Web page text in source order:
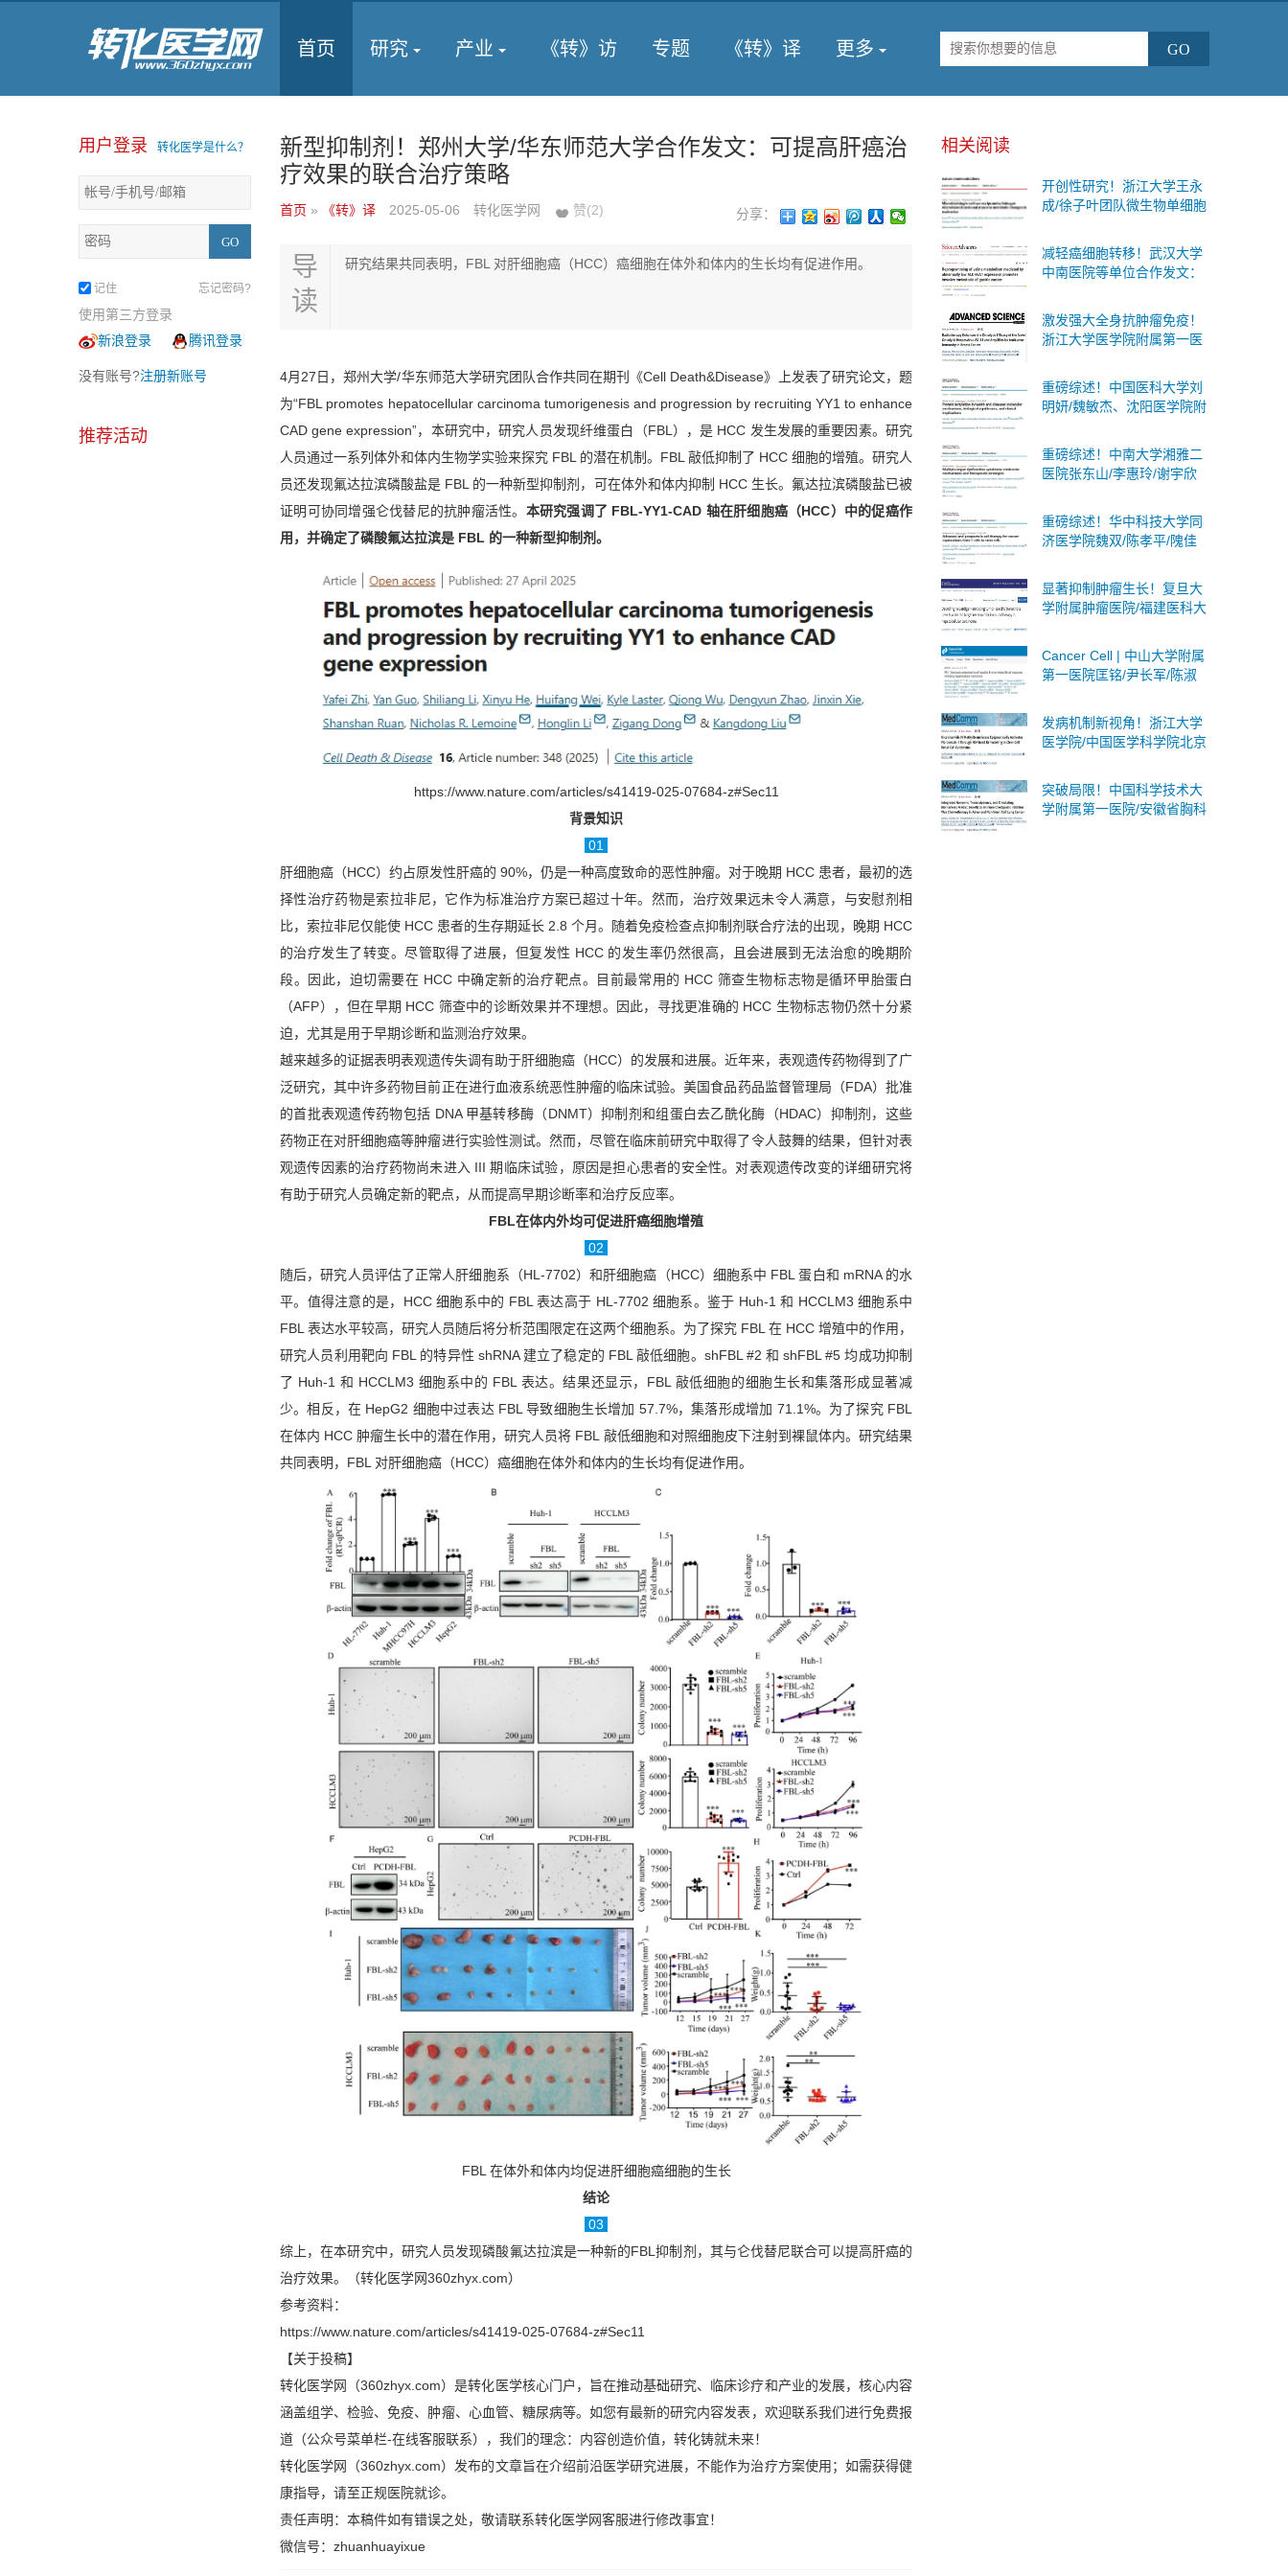
首页 研究 产业 《转》访 专题 《转》译 更多
用户登录 转化医学是什么？
记住 忘记密码?
使用第三方登录
新浪登录
腾讯登录
没有账号?注册新账号
推荐活动
新型抑制剂！郑州大学/华东师范大学合作发文：可提高肝癌治
疗效果的联合治疗策略
首页 » 《转》译 2025-05-06 转化医学网 赞(2) 分享：
导
读
研究结果共同表明，FBL 对肝细胞癌（HCC）癌细胞在体外和体内的生长均有促进作用。
4月27日，郑州大学/华东师范大学研究团队合作共同在期刊《Cell Death&Disease》上发表了研究论文，题
为“FBL promotes hepatocellular carcinoma tumorigenesis and progression by recruiting YY1 to enhance
CAD gene expression”，本研究中，研究人员发现纤维蛋白（FBL），是 HCC 发生发展的重要因素。研究
人员通过一系列体外和体内生物学实验来探究 FBL 的潜在机制。FBL 敲低抑制了 HCC 细胞的增殖。研究人
员还发现氟达拉滨磷酸盐是 FBL 的一种新型抑制剂，可在体外和体内抑制 HCC 生长。氟达拉滨磷酸盐已被
证明可协同增强仑伐替尼的抗肿瘤活性。 本研究强调了 FBL-YY1-CAD 轴在肝细胞癌（HCC）中的促癌作
用，并确定了磷酸氟达拉滨是 FBL 的一种新型抑制剂。
https://www.nature.com/articles/s41419-025-07684-z#Sec11
背景知识
01
肝细胞癌（HCC）约占原发性肝癌的 90%，仍是一种高度致命的恶性肿瘤。对于晚期 HCC 患者，最初的选
择性治疗药物是索拉非尼，它作为标准治疗方案已超过十年。然而，治疗效果远未令人满意，与安慰剂相
比，索拉非尼仅能使 HCC 患者的生存期延长 2.8 个月。随着免疫检查点抑制剂联合疗法的出现，晚期 HCC
的治疗发生了转变。尽管取得了进展，但复发性 HCC 的发生率仍然很高，且会进展到无法治愈的晚期阶
段。因此，迫切需要在 HCC 中确定新的治疗靶点。目前最常用的 HCC 筛查生物标志物是循环甲胎蛋白
（AFP），但在早期 HCC 筛查中的诊断效果并不理想。因此，寻找更准确的 HCC 生物标志物仍然十分紧
迫，尤其是用于早期诊断和监测治疗效果。
越来越多的证据表明表观遗传失调有助于肝细胞癌（HCC）的发展和进展。近年来，表观遗传药物得到了广
泛研究，其中许多药物目前正在进行血液系统恶性肿瘤的临床试验。美国食品药品监督管理局（FDA）批准
的首批表观遗传药物包括 DNA 甲基转移酶（DNMT）抑制剂和组蛋白去乙酰化酶（HDAC）抑制剂，这些
药物正在对肝细胞癌等肿瘤进行实验性测试。然而，尽管在临床前研究中取得了令人鼓舞的结果，但针对表
观遗传因素的治疗药物尚未进入 III 期临床试验，原因是担心患者的安全性。对表观遗传改变的详细研究将
有助于研究人员确定新的靶点，从而提高早期诊断率和治疗反应率。
FBL在体内外均可促进肝癌细胞增殖
02
随后，研究人员评估了正常人肝细胞系（HL-7702）和肝细胞癌（HCC）细胞系中 FBL 蛋白和 mRNA 的水
平。值得注意的是，HCC 细胞系中的 FBL 表达高于 HL-7702 细胞系。鉴于 Huh-1 和 HCCLM3 细胞系中
FBL 表达水平较高，研究人员随后将分析范围限定在这两个细胞系。为了探究 FBL 在 HCC 增殖中的作用，
研究人员利用靶向 FBL 的特异性 shRNA 建立了稳定的 FBL 敲低细胞。shFBL #2 和 shFBL #5 均成功抑制
了 Huh-1 和 HCCLM3 细胞系中的 FBL 表达。结果还显示，FBL 敲低细胞的细胞生长和集落形成显著减
少。相反，在 HepG2 细胞中过表达 FBL 导致细胞生长增加 57.7%，集落形成增加 71.1%。为了探究 FBL
在体内 HCC 肿瘤生长中的潜在作用，研究人员将 FBL 敲低细胞和对照细胞皮下注射到裸鼠体内。研究结果
共同表明，FBL 对肝细胞癌（HCC）癌细胞在体外和体内的生长均有促进作用。
FBL 在体外和体内均促进肝细胞癌细胞的生长
结论
03
综上，在本研究中，研究人员发现磷酸氟达拉滨是一种新的FBL抑制剂，其与仑伐替尼联合可以提高肝癌的
治疗效果。（转化医学网360zhyx.com）
参考资料：
https://www.nature.com/articles/s41419-025-07684-z#Sec11
【关于投稿】
转化医学网（360zhyx.com）是转化医学核心门户，旨在推动基础研究、临床诊疗和产业的发展，核心内容
涵盖组学、检验、免疫、肿瘤、心血管、糖尿病等。如您有最新的研究内容发表，欢迎联系我们进行免费报
道（公众号菜单栏-在线客服联系），我们的理念：内容创造价值，转化铸就未来！
转化医学网（360zhyx.com）发布的文章旨在介绍前沿医学研究进展，不能作为治疗方案使用；如需获得健
康指导，请至正规医院就诊。
责任声明：本稿件如有错误之处，敬请联系转化医学网客服进行修改事宜！
微信号：zhuanhuayixue
相关阅读
开创性研究！浙江大学王永
成/徐子叶团队微生物单细胞
差异”与糖尿病代谢变化的内
在联系
减轻癌细胞转移！武汉大学
中南医院等单位合作发文：
策略
激发强大全身抗肿瘤免疫！
浙江大学医学院附属第一医
疗联合疗法
重磅综述！中国医科大学刘
明妍/魏敏杰、沈阳医学院附
述蛋白质乳酸化：分子机
制、生物学意义及临床意义
重磅综述！中南大学湘雅二
医院张东山/李惠玲/谢宇欣
碍综合征：分子机制与治疗
策略
重磅综述！华中科技大学同
济医学院魏双/陈孝平/隗佳
从T细胞到干细胞的全面突
破与未来展望
显著抑制肿瘤生长！复旦大
学附属肿瘤医院/福建医科大
治疗的潜在靶点
Cancer Cell | 中山大学附属
第一医院匡铭/尹长军/陈淑
激活局部乙肝病毒B细胞应
答
发病机制新视角！浙江大学
医学院/中国医学科学院北京
在诊断标志物和治疗靶点
突破局限！中国科学技术大
学附属第一医院/安徽省胸科